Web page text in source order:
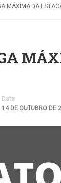
MÁXIMA DA
Data
14 DE OUTUBRO DE